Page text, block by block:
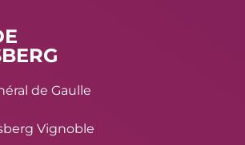
de Gaulle
Vignoble